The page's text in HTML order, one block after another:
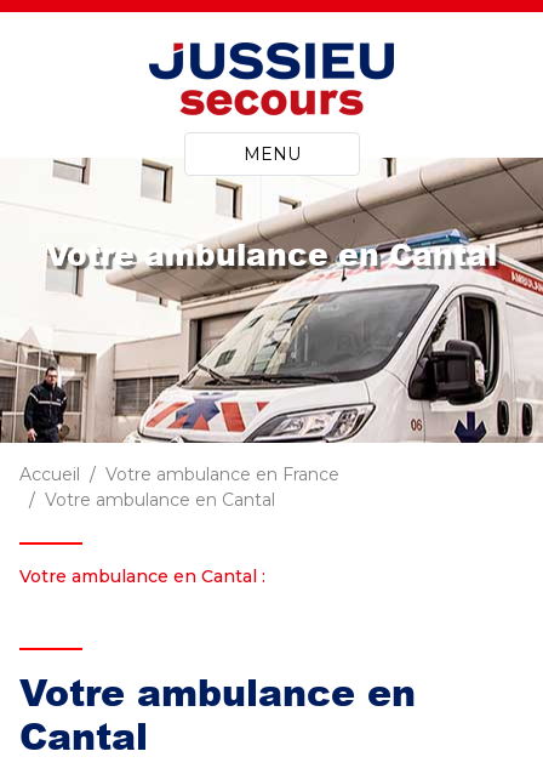
MENU
Votre ambulance en Cantal
Accueil
Votre ambulance en France
Votre ambulance en Cantal
Votre ambulance en Cantal :
Votre ambulance en
Cantal